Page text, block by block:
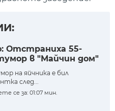
Отстраниха 55-
в "Майчин дом"​
на яйчника е бил
след...
се за: 01:07 мин.